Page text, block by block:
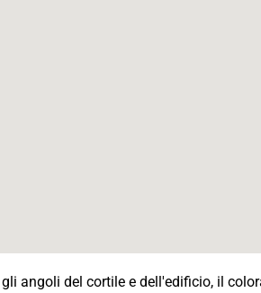
angoli del cortile e dell'edificio, il